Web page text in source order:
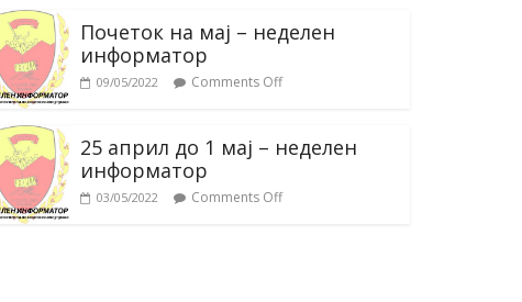
Почеток на мај – неделен
информатор
09/05/2022 Comments Off
25 април до 1 мај – неделен
информатор
03/05/2022 Comments Off